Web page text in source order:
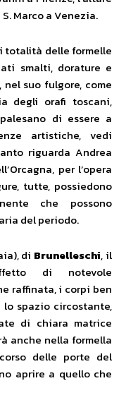
Marco a Venezia.
totalità delle formelle
smalti, dorature e
suo fulgore, come
degli orafi toscani,
di essere a
artistiche, vedi
riguarda Andrea
per l’opera
tutte, possiedono
che possono
del periodo.
di Brunelleschi, il
di notevole
raffinata, i corpi ben
spazio circostante,
di chiara matrice
anche nella formella
delle porte del
aprire a quello che